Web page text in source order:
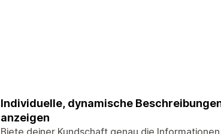
Individuelle, dynamische
anzeigen
Biete deiner Kundschaft genau die